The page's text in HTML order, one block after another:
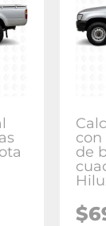
con
de
$